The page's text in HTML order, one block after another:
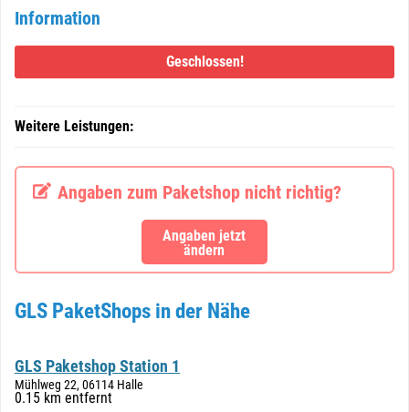
Information
Geschlossen!
Weitere Leistungen:
Angaben zum Paketshop nicht richtig?
Angaben jetzt
ändern
GLS PaketShops in der Nähe
GLS Paketshop Station 1
Mühlweg 22, 06114 Halle
0.15 km entfernt